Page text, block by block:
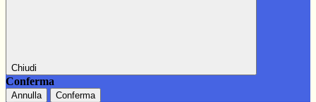
Chiudi
Conferma
Annulla Conferma